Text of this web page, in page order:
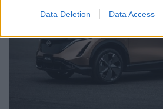
Data Deletion Data Access